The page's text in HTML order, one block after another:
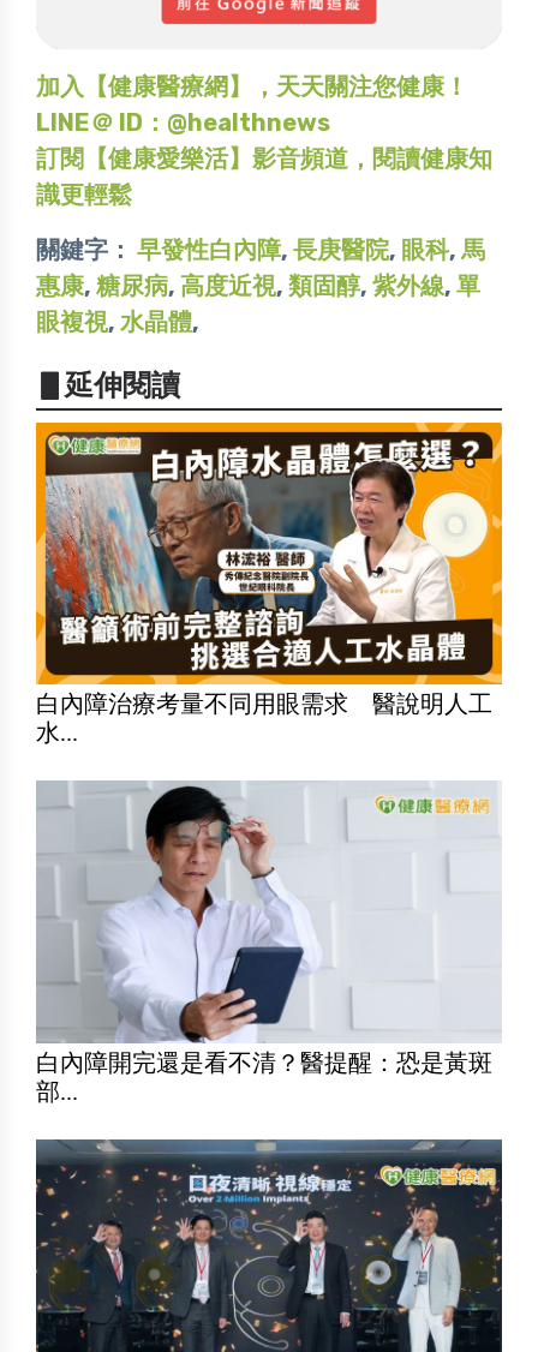
加入【健康醫療網】，天天關注您健康！
LINE＠ ID：@healthnews
訂閱【健康愛樂活】影音頻道，閱讀健康知
識更輕鬆
關鍵字： 早發性白內障, 長庚醫院, 眼科, 馬
惠康, 糖尿病, 高度近視, 類固醇, 紫外線, 單
眼複視, 水晶體,
▋延伸閱讀
白內障治療考量不同用眼需求 醫說明人工
水...
白內障開完還是看不清？醫提醒：恐是黃斑
部...